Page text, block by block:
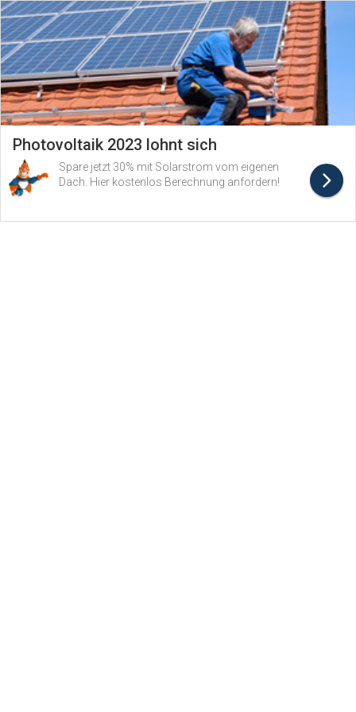
Photovoltaik 2023 lohnt sich
Spare jetzt 30% mit Solarstrom vom eigenen
Dach. Hier kostenlos Berechnung anfordern!